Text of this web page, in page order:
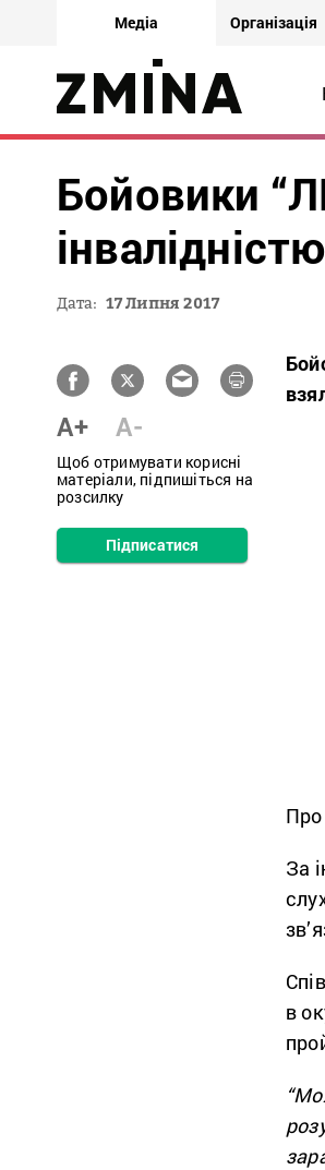
Медіа Організація
Бойовики
Дата: 17 Липня 2017
A+ A-
Щоб отримувати корисні
матеріали, підпишіться на
розсилку
Підписатися
Про
За
в